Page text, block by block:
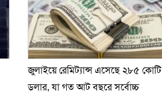
জুলাইয়ে রেমিট্যান্স এসেছে ২৮৫ কোটি
ডলার, যা গত আট বছরে সর্বোচ্চ